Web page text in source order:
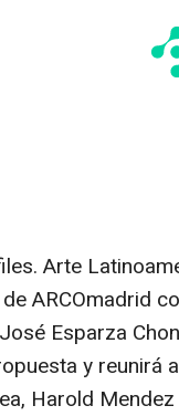
Arte
ARCOmadrid
Esparza
y reunirá
Harold